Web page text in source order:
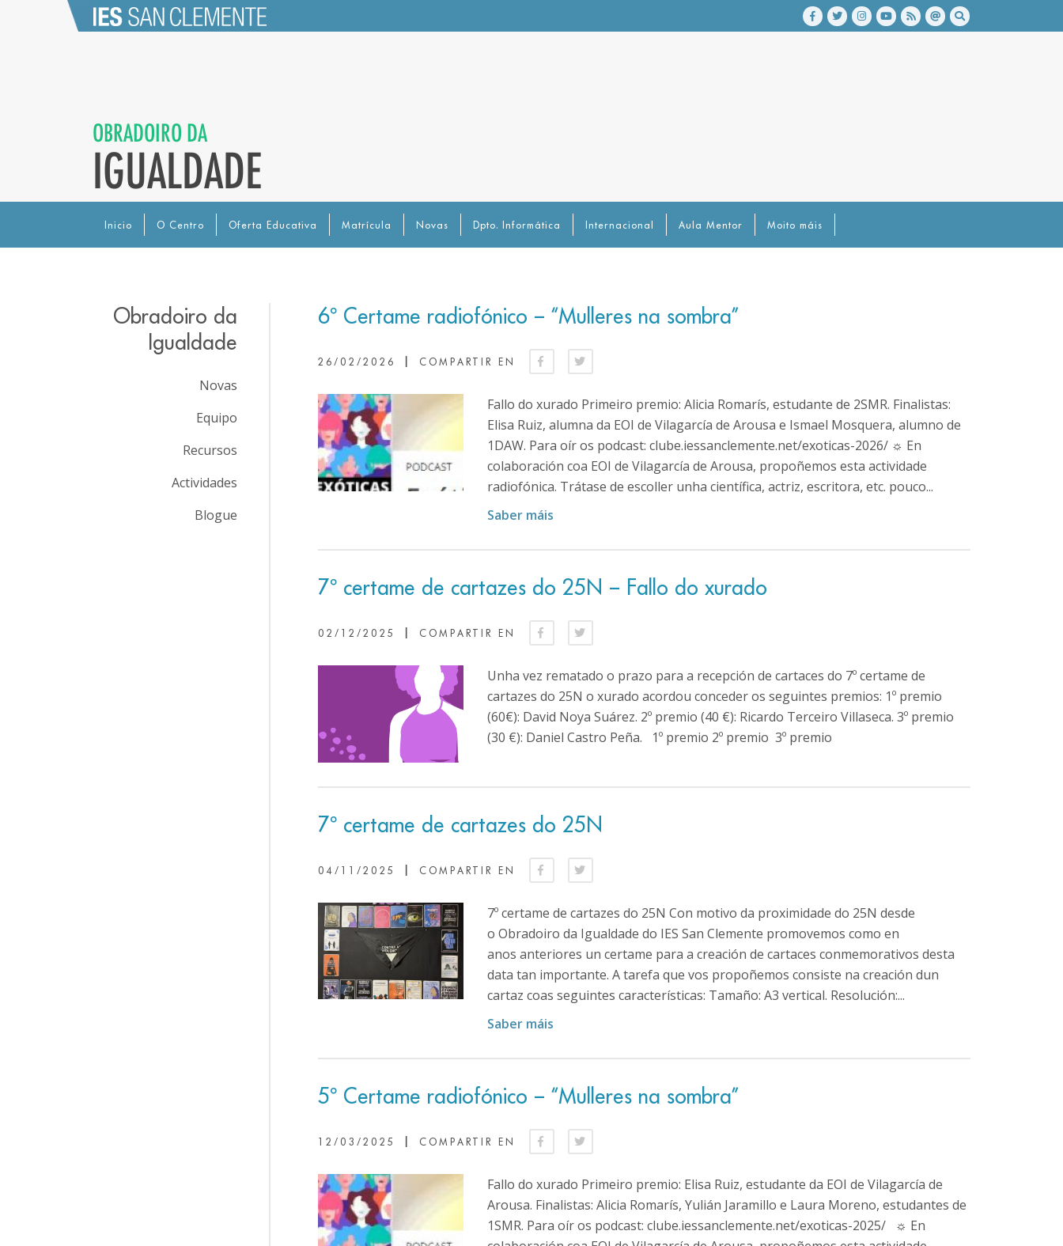
OBRADOIRO DA
IGUALDADE
Inicio O Centro Oferta Educativa Matrícula Novas Dpto. Informática Internacional Aula Mentor Moito máis
6º Certame radiofónico – “Mulleres na sombra”
26/02/2026 COMPARTIR EN
Fallo do xurado Primeiro premio: Alicia Romarís, estudante de 2SMR. Finalistas:
Elisa Ruiz, alumna da EOI de Vilagarcía de Arousa e Ismael Mosquera, alumno de
1DAW. Para oír os podcast: clube.iessanclemente.net/exoticas-2026/ ☼ En
colaboración coa EOI de Vilagarcía de Arousa, propoñemos esta actividade
radiofónica. Trátase de escoller unha científica, actriz, escritora, etc. pouco...
Saber máis
7º certame de cartazes do 25N – Fallo do xurado
02/12/2025 COMPARTIR EN
Unha vez rematado o prazo para a recepción de cartaces do 7º certame de
cartazes do 25N o xurado acordou conceder os seguintes premios: 1º premio
(60€): David Noya Suárez. 2º premio (40 €): Ricardo Terceiro Villaseca. 3º premio
(30 €): Daniel Castro Peña. 1º premio 2º premio 3º premio
7º certame de cartazes do 25N
04/11/2025 COMPARTIR EN
7º certame de cartazes do 25N Con motivo da proximidade do 25N desde
o Obradoiro da Igualdade do IES San Clemente promovemos como en
anos anteriores un certame para a creación de cartaces conmemorativos desta
data tan importante. A tarefa que vos propoñemos consiste na creación dun
cartaz coas seguintes características: Tamaño: A3 vertical. Resolución:...
Saber máis
5º Certame radiofónico – “Mulleres na sombra”
12/03/2025 COMPARTIR EN
Fallo do xurado Primeiro premio: Elisa Ruiz, estudante da EOI de Vilagarcía de
Arousa. Finalistas: Alicia Romarís, Yulián Jaramillo e Laura Moreno, estudantes de
1SMR. Para oír os podcast: clube.iessanclemente.net/exoticas-2025/ ☼ En
Obradoiro da
Igualdade
Novas
Equipo
Recursos
Actividades
Blogue